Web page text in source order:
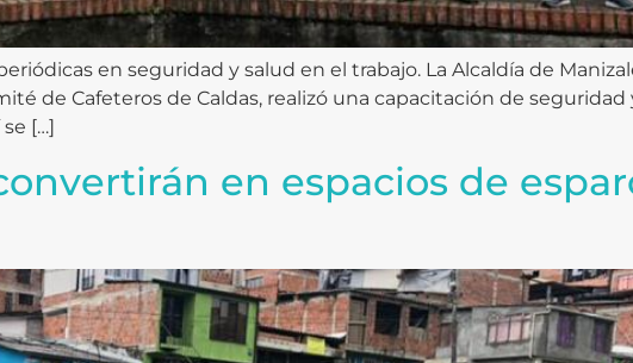
en seguridad y salud en el trabajo. La Alcaldía de
de Cafeteros de Caldas, realizó una capacitación de
[…]
en espacios de